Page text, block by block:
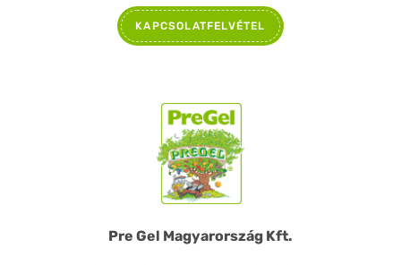
Pre Gel Magyarország Kft.
KAPCSOLATFELVÉTEL